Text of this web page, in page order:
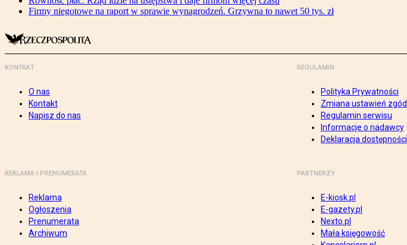
Firmy niegotowe na raport w sprawie wynagrodzeń. Grzywna to nawet 50 tys. zł
KONTAKT
O nas
Kontakt
Napisz do nas
REGULAMIN
Polityka Prywatności
Zmiana ustawień zgód
Regulamin serwisu
Informacje o nadawcy
Deklaracja dostępności
REKLAMA I PRENUMERATA
Reklama
Ogłoszenia
Prenumerata
Archiwum
PARTNERZY
E-kiosk.pl
E-gazety.pl
Nexto.pl
Mała księgowość